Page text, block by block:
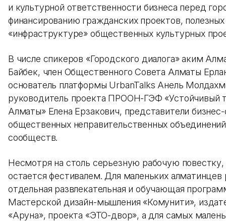
и культурной ответственности бизнеса перед
финансированию гражданских проектов,
«инфраструктуре» общественных культурных
В числе спикеров «Городского диалога» аким
Байбек, член Общественного Совета Алматы
основатель платформы UrbanTalks Анель
руководитель проекта ПРООН-ГЭФ «Устойчивый
Алматы» Елена Ерзакович, представители
общественных неправительственных
сообществ.
Несмотря на столь серьезную рабочую повестку,
остается фестивалем. Для маленьких алматинцев
отдельная развлекательная и обучающая
Мастерской дизайн-мышления «Комунити»,
«Аруна», проекта «ЭТО-двор», а для самых